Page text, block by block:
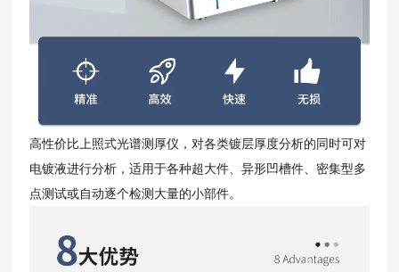
高性价比上照式光谱测厚仪，对各类镀层厚度分析的同时可对
电镀液进行分析，适用于各种超大件、异形凹槽件、密集型多
点测试或自动逐个检测大量的小部件。